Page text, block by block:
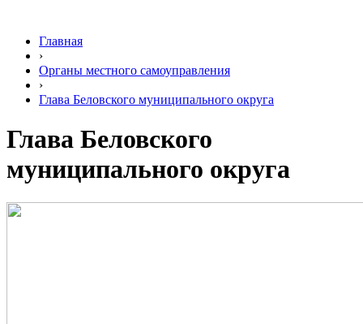
Главная
›
Органы местного самоуправления
›
Глава Беловского муниципального округа
Глава Беловского
муниципального округа